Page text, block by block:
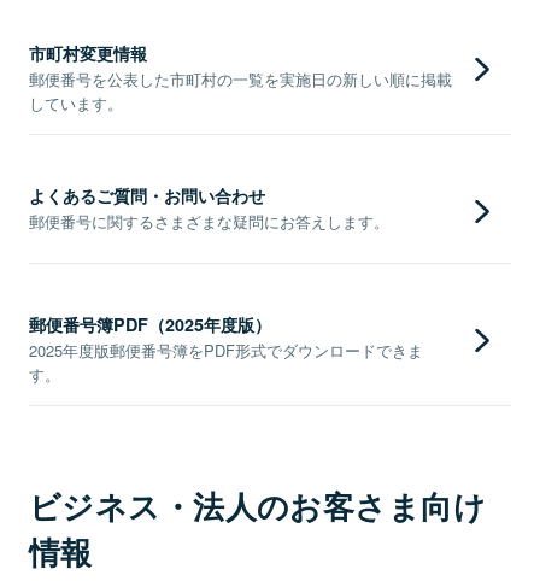
市町村変更情報
郵便番号を公表した市町村の一覧を実施日の新しい順に掲載
しています。
よくあるご質問・お問い合わせ
郵便番号に関するさまざまな疑問にお答えします。
郵便番号簿PDF（2025年度版）
2025年度版郵便番号簿をPDF形式でダウンロードできま
す。
ビジネス・法人のお客さま向け
情報